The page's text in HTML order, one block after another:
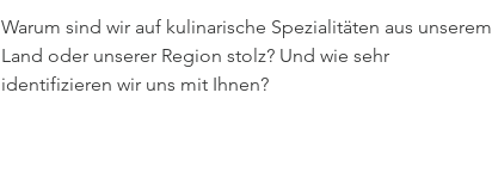
Warum sind wir auf kulinarische Spezialitäten aus unserem
Land oder unserer Region stolz? Und wie sehr
identifizieren wir uns mit Ihnen?